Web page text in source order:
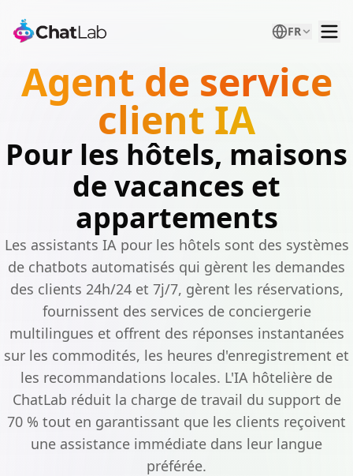
FR
Agent de service
client IA
Pour les hôtels, maisons
de vacances et
appartements
Les assistants IA pour les hôtels sont des systèmes
de chatbots automatisés qui gèrent les demandes
des clients 24h/24 et 7j/7, gèrent les réservations,
fournissent des services de conciergerie
multilingues et offrent des réponses instantanées
sur les commodités, les heures d'enregistrement et
les recommandations locales. L'IA hôtelière de
ChatLab réduit la charge de travail du support de
70 % tout en garantissant que les clients reçoivent
une assistance immédiate dans leur langue
préférée.